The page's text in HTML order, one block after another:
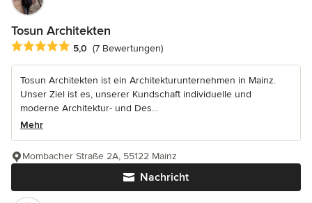
Tosun Architekten
Durchschnittliche Bewertung: 5 von 5 Sternen
5,0 (7 Bewertungen)
Tosun Architekten ist ein Architekturunternehmen in Mainz.
Unser Ziel ist es, unserer Kundschaft individuelle und
moderne Architektur- und Des...
Mehr
Nachricht
Mombacher Straße 2A, 55122 Mainz